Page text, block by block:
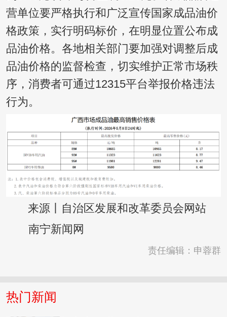
营单位要严格执行和广泛宣传国家成品油价
格政策，实行明码标价，在明显位置公布成
品油价格。各地相关部门要加强对调整后成
品油价格的监督检查，切实维护正常市场秩
序，消费者可通过12315平台举报价格违法
行为。
来源丨自治区发展和改革委员会网站
南宁新闻网
责任编辑：申蓉群
热门新闻